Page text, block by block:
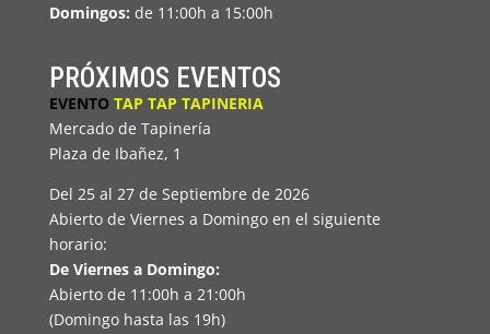
Domingos: de 11:00h a 15:00h
PRÓXIMOS EVENTOS
EVENTOTAP TAP TAPINERIA
Mercado de Tapinería
Plaza de Ibañez, 1
Del 25 al 27 de Septiembre de 2026
Abierto de Viernes a Domingo en el siguiente
horario:
De Viernes a Domingo:
Abierto de 11:00h a 21:00h
(Domingo hasta las 19h)